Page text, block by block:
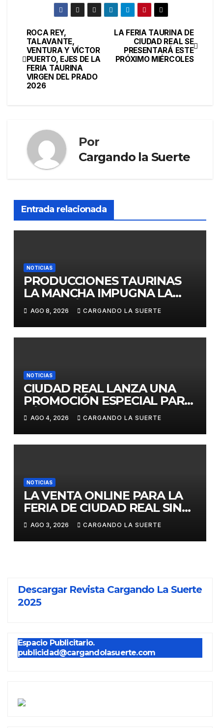
LA FERIA TAURINA DE
CIUDAD REAL SE
PRESENTARÁ ESTE
PRÓXIMO MIÉRCOLES
ROCA REY,
TALAVANTE,
VENTURA Y VÍCTOR
PUERTO, EJES DE LA
FERIA TAURINA
VIRGEN DEL PRADO
2026
Por
Cargando la Suerte
Entrada relacionada
NOTICIAS
PRODUCCIONES TAURINAS
LA MANCHA IMPUGNA LA
LICITACIÓN DE LA CORRIDA
DE DAIMIEL AL CONSIDERAR
VULNERADA LA LIBRE
COMPETENCIA
AGO 8, 2026 CARGANDO LA SUERTE
NOTICIAS
CIUDAD REAL LANZA UNA
PROMOCIÓN ESPECIAL PARA
JÓVENES MENORES DE 25
AÑOS EN LAS DOS GRANDES
CITAS DEL ABONO
AGO 4, 2026 CARGANDO LA SUERTE
NOTICIAS
LA VENTA ONLINE PARA LA
FERIA DE CIUDAD REAL SIN
GASTOS DE GESTION HASTA
EL DOMINGO
AGO 3, 2026 CARGANDO LA SUERTE
Descargar Revista Cargando La Suerte
2025
Espacio Publicitario.
publicidad@cargandolasuerte.com